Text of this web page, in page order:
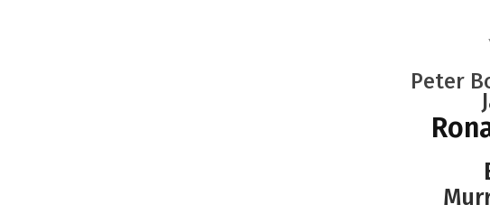
Peter